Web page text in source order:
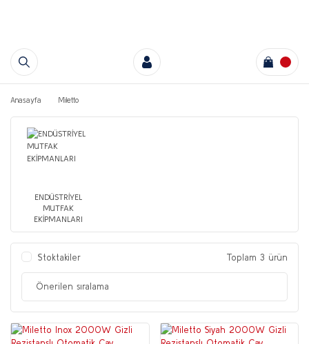
Anasayfa Miletto
ENDÜSTRİYEL
MUTFAK
EKİPMANLARI
Stoktakiler Toplam 3 ürün